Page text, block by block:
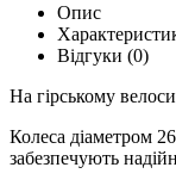
Опис
Відгуки (0)
На гірському
Колеса діаметром
забезпечують